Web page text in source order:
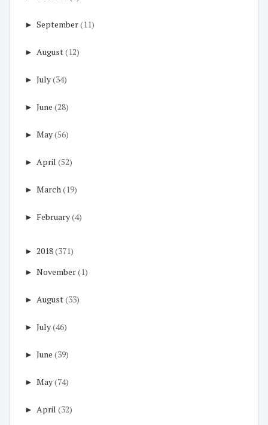
► September(11)
► August(12)
► July(34)
► June (28)
► May(56)
► April (52)
► March(19)
► February(4)
► 2018(371)
► November(1)
► August(33)
► July(46)
► June (39)
► May(74)
► April (32)